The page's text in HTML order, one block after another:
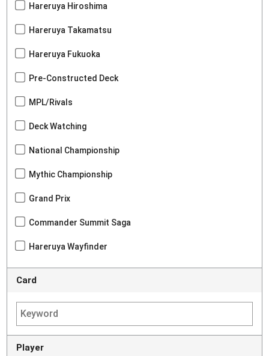
Hareruya Hiroshima
Hareruya Takamatsu
Hareruya Fukuoka
Pre-Constructed Deck
MPL/Rivals
Deck Watching
National Championship
Mythic Championship
Grand Prix
Commander Summit Saga
Hareruya Wayfinder
Card
Player